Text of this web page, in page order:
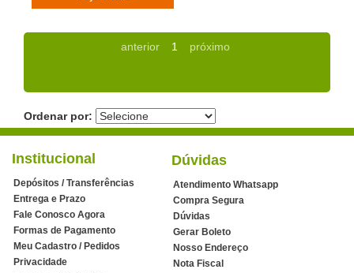
anterior 1 próximo
Ordenar por:
Institucional
Depósitos / Transferências
Entrega e Prazo
Fale Conosco Agora
Formas de Pagamento
Meu Cadastro / Pedidos
Privacidade
Dúvidas
Atendimento Whatsapp
Compra Segura
Dúvidas
Gerar Boleto
Nosso Endereço
Nota Fiscal